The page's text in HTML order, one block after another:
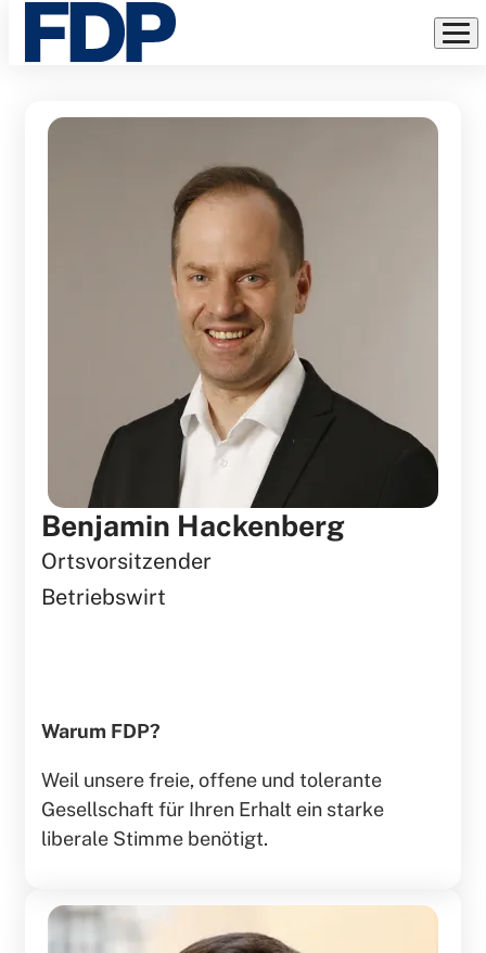
Direkt
VORSTAND
Benjamin Hackenberg
Ortsvorsitzender
Betriebswirt
Warum FDP?
Weil unsere freie, offene und tolerante
Gesellschaft für Ihren Erhalt ein starke
liberale Stimme benötigt.